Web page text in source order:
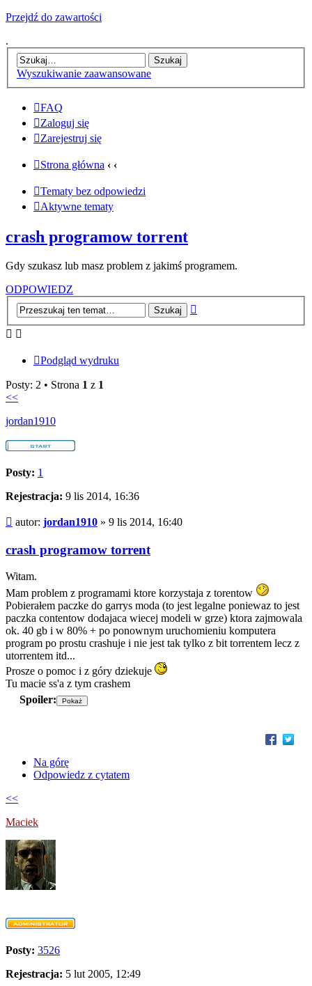
Przejdź do zawartości
.
Wyszukiwanie zaawansowane
FAQ
Zaloguj się
Zarejestruj się
Strona główna ‹ ‹
Tematy bez odpowiedzi
Aktywne tematy
crash programow torrent
Gdy szukasz lub masz problem z jakimś programem.
ODPOWIEDZ
Podgląd wydruku
Posty: 2 • Strona 1 z 1
<<
jordan1910
Posty: 1
Rejestracja: 9 lis 2014, 16:36
Post
autor: jordan1910 » 9 lis 2014, 16:40
crash programow torrent
Witam.
Mam problem z programami ktore korzystaja z torentow
Pobierałem paczke do garrys moda (to jest legalne poniewaz to jest
paczka contentow dodajaca wiecej modeli w grze) ktora zajmowala
ok. 40 gb i w 80% + po ponownym uruchomieniu komputera
program po prostu crashuje i nie jest tak tylko z bit torrentem lecz z
utorrentem itd...
Prosze o pomoc i z góry dziekuje
Tu macie ss'a z tym crashem
Spoiler:
Na górę
Odpowiedz z cytatem
<<
Maciek
Posty: 3526
Rejestracja: 5 lut 2005, 12:49